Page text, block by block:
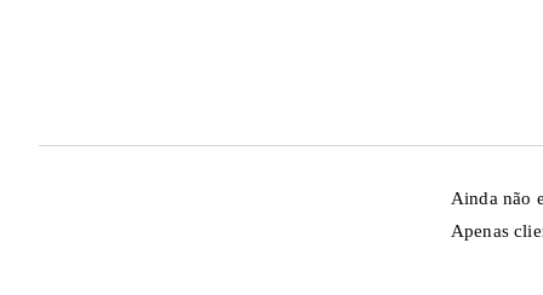
Ainda não
Apenas